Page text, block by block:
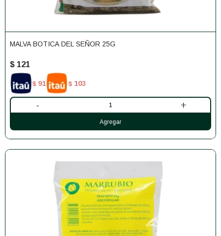
MALVA BOTICA DEL SEÑOR 25G
$ 121
$ 91 $ 103
- +